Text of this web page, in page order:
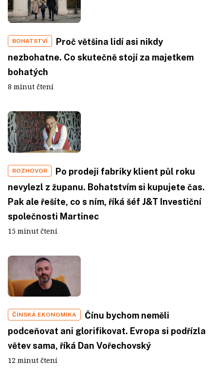
BOHATSTVÍ
Proč většina lidí asi nikdy
nezbohatne. Co skutečně stojí za majetkem
bohatých
8 minut čtení
ROZHOVOR
Po prodeji fabriky klient půl roku
nevylezl z županu. Bohatstvím si kupujete čas.
Pak ale řešíte, co s ním, říká šéf J&T Investiční
společnosti Martinec
15 minut čtení
ČÍNSKÁ EKONOMIKA
Čínu bychom neměli
podceňovat ani glorifikovat. Evropa si podřízla
větev sama, říká Dan Vořechovský
12 minut čtení